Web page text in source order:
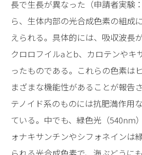
長で生長が異なった（申請者実験
ら、生体内部の光合成色素の組成
えられる。具体的には、吸収波長
クロロフイルaとb、カロテンやキ
ったものである。これらの色素は
まざまな機能性があることが報告
テノイド系のものには抗肥満作用
ている。中でも、緑色光（540nm
ォナキサンチンやシフォネインは